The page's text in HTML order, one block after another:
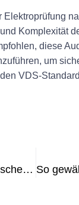
Elektroprüfung
Komplexität
diese
um
VDS-
Mobile elektrische Systeme: Steigerung der Effizienz und Sicherheit in verschiedenen Branchen